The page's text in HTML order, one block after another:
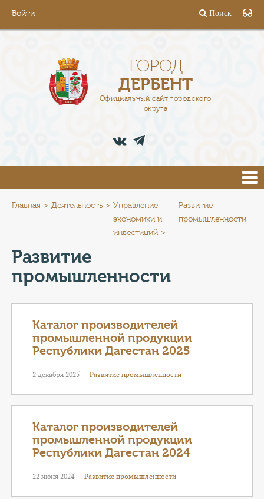
Войти Поиск
ГОРОД
ДЕРБЕНТ
Официальный сайт городского
округа
АДМИНИСТРАЦИЯ
ПРЕСС-ЦЕНТР
КОНТАКТЫ
ГЕРОИ Z
КАТАЛОГ УСЛУГ
Главная Деятельность
Управление
экономики и
инвестиций
Развитие
промышленности
Развитие
промышленности
Каталог производителей
промышленной продукции
Республики Дагестан 2025
2 декабря 2025 — Развитие промышленности
Каталог производителей
промышленной продукции
Республики Дагестан 2024
22 июня 2024 — Развитие промышленности